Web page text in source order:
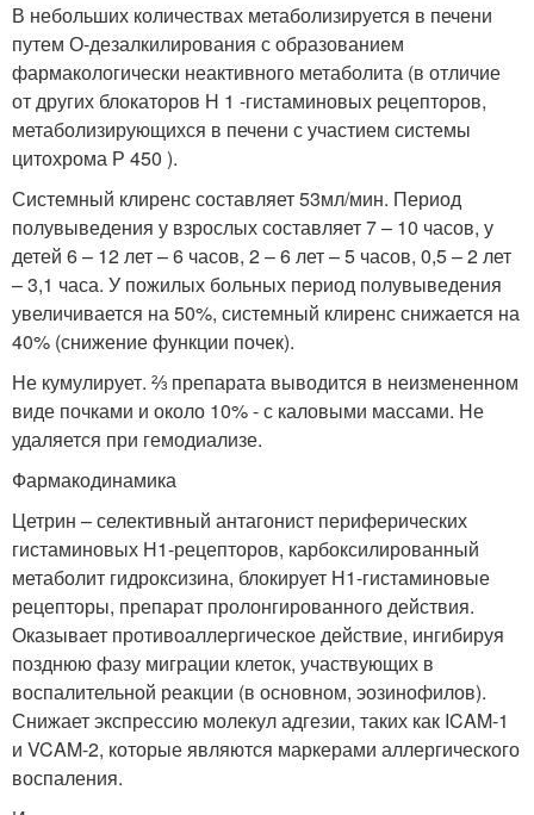
В небольших количествах метаболизируется в печени
путем О-дезалкилирования с образованием
фармакологически неактивного метаболита (в отличие
от других блокаторов Н 1 -гистаминовых рецепторов,
метаболизирующихся в печени с участием системы
цитохрома Р 450 ).
Системный клиренс составляет 53мл/мин. Период
полувыведения у взрослых составляет 7 – 10 часов, у
детей 6 – 12 лет – 6 часов, 2 – 6 лет – 5 часов, 0,5 – 2 лет
– 3,1 часа. У пожилых больных период полувыведения
увеличивается на 50%, системный клиренс снижается на
40% (снижение функции почек).
Не кумулирует. ⅔ препарата выводится в неизмененном
виде почками и около 10% - с каловыми массами. Не
удаляется при гемодиализе.
Фармакодинамика
Цетрин – селективный антагонист периферических
гистаминовых Н1-рецепторов, карбоксилированный
метаболит гидроксизина, блокирует Н1-гистаминовые
рецепторы, препарат пролонгированного действия.
Оказывает противоаллергическое действие, ингибируя
позднюю фазу миграции клеток, участвующих в
воспалительной реакции (в основном, эозинофилов).
Снижает экспрессию молекул адгезии, таких как ICAM-1
и VCAM-2, которые являются маркерами аллергического
воспаления.